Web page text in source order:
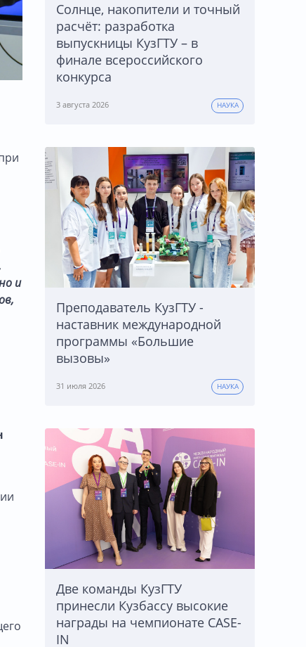
и
,
Солнце, накопители и точный
расчёт: разработка
выпускницы КузГТУ – в
финале всероссийского
конкурса
3 августа 2026 НАУКА
Преподаватель КузГТУ -
наставник международной
программы «Большие
вызовы»
31 июля 2026 НАУКА
Две команды КузГТУ
принесли Кузбассу высокие
награды на чемпионате CASE-
IN